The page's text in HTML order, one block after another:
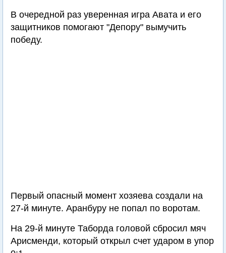
В очередной раз уверенная игра Авата и его
защитников помогают "Депору" вымучить
победу.
Первый опасный момент хозяева создали на
27-й минуте. Аранбуру не попал по воротам.
На 29-й минуте Таборда головой сбросил мяч
Арисменди, который открыл счет ударом в упор